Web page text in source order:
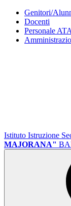
Genitori/
Docenti
Personale ATA
Istituto Istruzione
MAJORANA"